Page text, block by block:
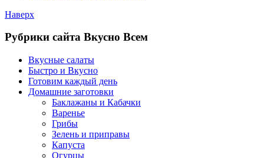
Наверх
Рубрики сайта Вкусно Всем
Вкусные салаты
Быстро и Вкусно
Готовим каждый день
Домашние заготовки
Баклажаны и Кабачки
Варенье
Грибы
Зелень и приправы
Капуста
Огурцы